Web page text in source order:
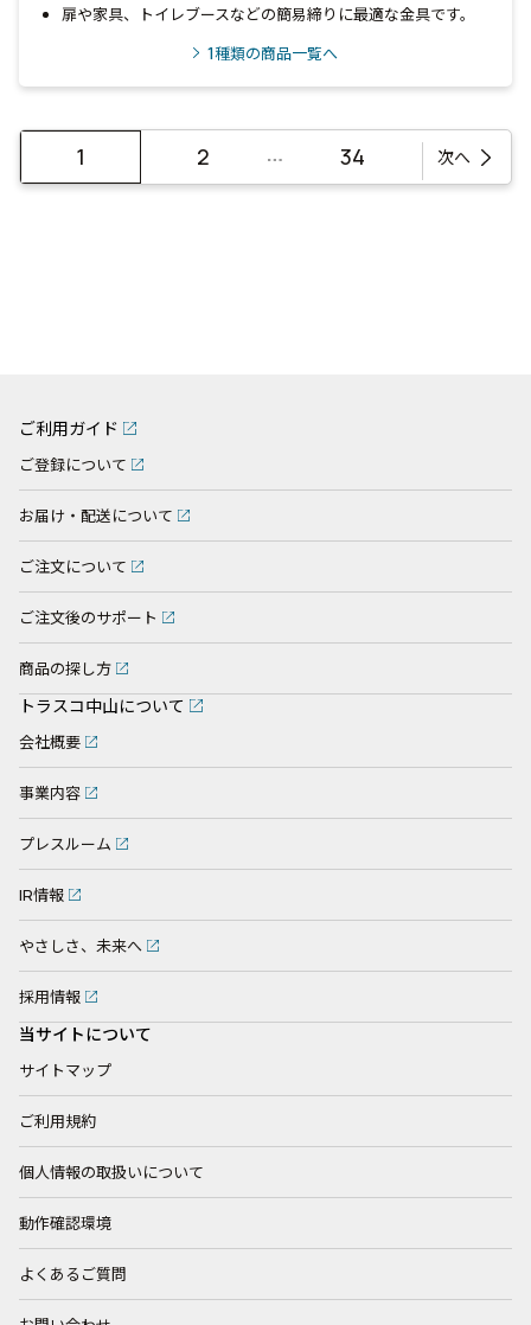
扉や家具、トイレブースなどの簡易締りに最適な金具です。
1種類の商品一覧へ
1 2 … 34 次へ
ご利用ガイド
ご登録について
お届け・配送について
ご注文について
ご注文後のサポート
商品の探し方
トラスコ中山について
会社概要
事業内容
プレスルーム
IR情報
やさしさ、未来へ
採用情報
当サイトについて
サイトマップ
ご利用規約
個人情報の取扱いについて
動作確認環境
よくあるご質問